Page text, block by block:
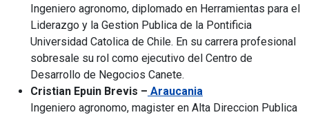
Ingeniero agronomo, diplomado en Herramientas para el
Liderazgo y la Gestion Publica de la Pontificia
Universidad Catolica de Chile. En su carrera profesional
sobresale su rol como ejecutivo del Centro de
Desarrollo de Negocios Canete.
Cristian Epuin Brevis – Araucania
Ingeniero agronomo, magister en Alta Direccion Publica